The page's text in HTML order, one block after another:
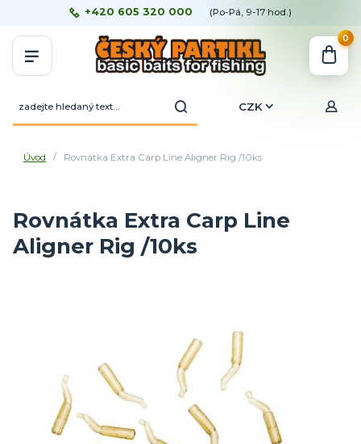
CZK
+420 605 320 000 (Po-Pá, 9-17 hod.)
0
Úvod Rovnátka Extra Carp Line Aligner Rig /10ks
Rovnátka Extra Carp Line
Aligner Rig /10ks